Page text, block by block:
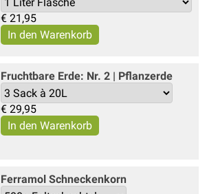
€ 21,95
Fruchtbare Erde: Nr. 2 | Pflanzerde
€ 29,95
Ferramol Schneckenkorn